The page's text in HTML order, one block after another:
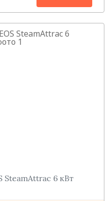
SteamAttrac 6 кВт